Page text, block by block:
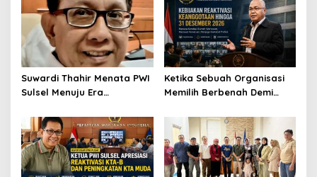
Suwardi Thahir Menata PWI
Sulsel Menuju Era
Ketika Sebuah Organisasi
Memilih Berbenah Demi